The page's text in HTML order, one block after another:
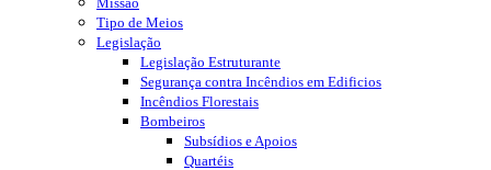
Tipo de Meios
Legislação
Legislação Estruturante
Segurança contra Incêndios em Edificios
Incêndios Florestais
Bombeiros
Subsídios e Apoios
Quartéis